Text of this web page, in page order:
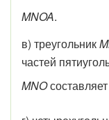
MNOA.
в) треугольник
частей
MNOсоставляет